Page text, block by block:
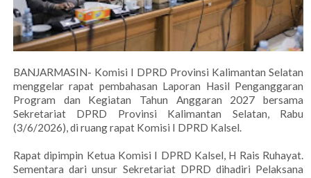
BANJARMASIN- Komisi I DPRD Provinsi Kalimantan Selatan
menggelar rapat pembahasan Laporan Hasil Penganggaran
Program dan Kegiatan Tahun Anggaran 2027 bersama
Sekretariat DPRD Provinsi Kalimantan Selatan, Rabu
(3/6/2026), di ruang rapat Komisi I DPRD Kalsel.
Rapat dipimpin Ketua Komisi I DPRD Kalsel, H Rais Ruhayat.
Sementara dari unsur Sekretariat DPRD dihadiri Pelaksana